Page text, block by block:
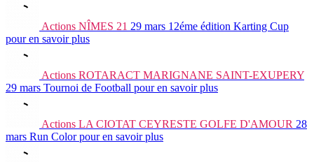
Actions NÎMES 21 29 mars 12éme édition Karting Cup
pour en savoir plus
Actions ROTARACT MARIGNANE SAINT-EXUPERY
29 mars Tournoi de Football pour en savoir plus
Actions LA CIOTAT CEYRESTE GOLFE D'AMOUR 28
mars Run Color pour en savoir plus